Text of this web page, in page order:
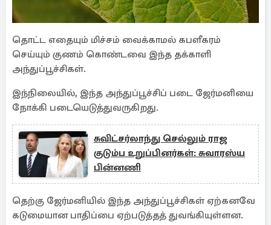
தொட்ட எதையும் மிச்சம் வைக்காமல் கபளீகரம்
செய்யும் குணம் கொண்டவை இந்த தக்காளி
அந்துப்பூச்சிகள்.
இந்நிலையில், இந்த அந்துப்பூச்சிப் படை ஜேர்மனியை
நோக்கி படையெடுத்துவருகிறது.
சுவிட்சர்லாந்து செல்லும் ராஜ
குடும்ப உறுப்பினர்கள்: சுவாரஸ்ய
பின்னணி
தெற்கு ஜேர்மனியில் இந்த அந்துப்பூச்சிகள் ஏற்கனவே
கடுமையான பாதிப்பை ஏற்படுத்தத் துவங்கியுள்ளன.